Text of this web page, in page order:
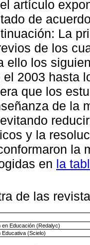
artículo
de
La
de los
ello los
el 2003 hasta
que los
de la
y la
la
en la
de las
en Educación (Redalyc)
Educativa (Scielo)